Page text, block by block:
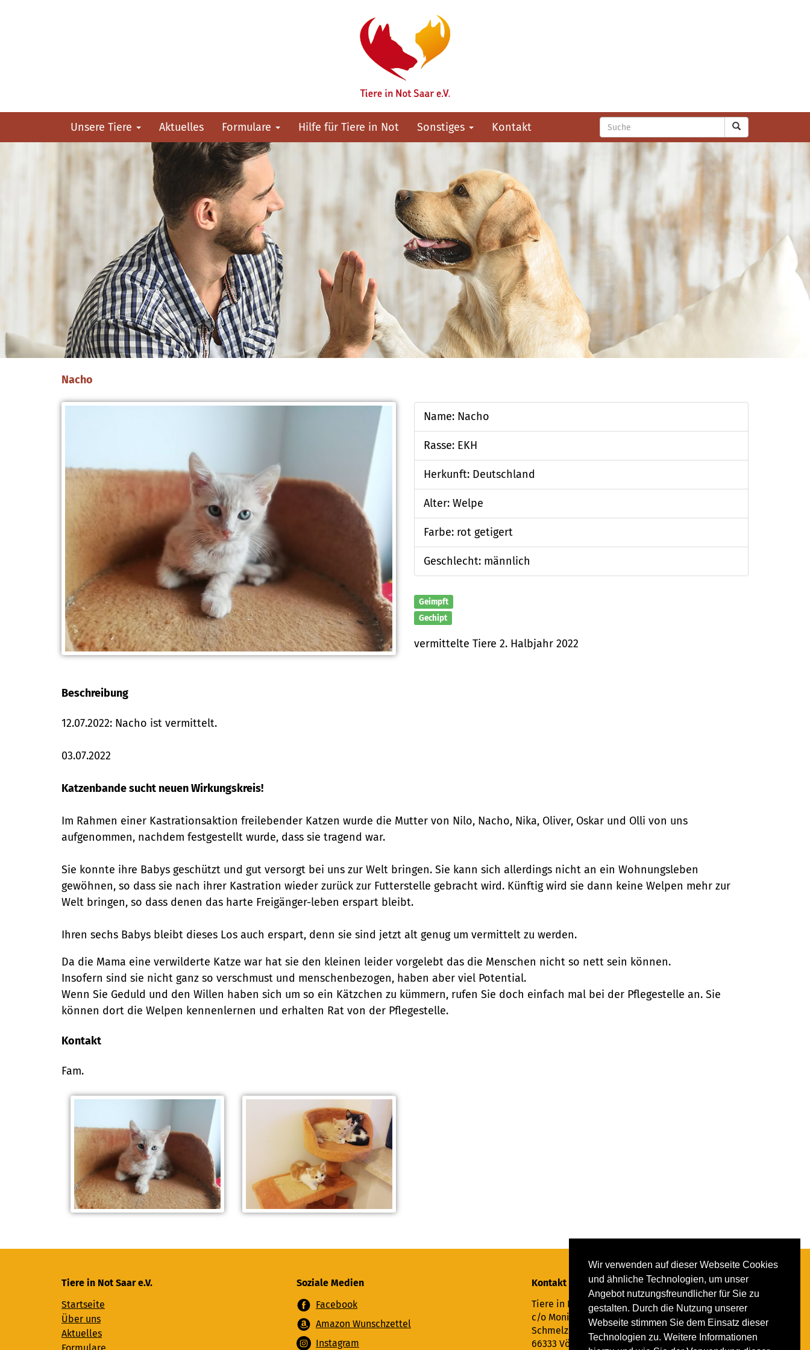
Wir verwenden auf dieser Webseite Cookies
und ähnliche Technologien, um unser
Angebot nutzungsfreundlicher für Sie zu
gestalten. Durch die Nutzung unserer
Webseite stimmen Sie dem Einsatz dieser
Technologien zu. Weitere Informationen
Unsere Tiere Aktuelles Formulare Hilfe für Tiere in Not Sonstiges Kontakt
Nacho
Name: Nacho
Rasse: EKH
Herkunft: Deutschland
Alter: Welpe
Farbe: rot getigert
Geschlecht: männlich
Geimpft
Gechipt
vermittelte Tiere 2. Halbjahr 2022
Beschreibung
12.07.2022: Nacho ist vermittelt.
03.07.2022
Katzenbande sucht neuen Wirkungskreis!
Im Rahmen einer Kastrationsaktion freilebender Katzen wurde die Mutter von Nilo, Nacho, Nika, Oliver, Oskar und Olli von uns
aufgenommen, nachdem festgestellt wurde, dass sie tragend war.
Sie konnte ihre Babys geschützt und gut versorgt bei uns zur Welt bringen. Sie kann sich allerdings nicht an ein Wohnungsleben
gewöhnen, so dass sie nach ihrer Kastration wieder zurück zur Futterstelle gebracht wird. Künftig wird sie dann keine Welpen mehr zur
Welt bringen, so dass denen das harte Freigänger-leben erspart bleibt.
Ihren sechs Babys bleibt dieses Los auch erspart, denn sie sind jetzt alt genug um vermittelt zu werden.
Da die Mama eine verwilderte Katze war hat sie den kleinen leider vorgelebt das die Menschen nicht so nett sein können.
Insofern sind sie nicht ganz so verschmust und menschenbezogen, haben aber viel Potential.
Wenn Sie Geduld und den Willen haben sich um so ein Kätzchen zu kümmern, rufen Sie doch einfach mal bei der Pflegestelle an. Sie
können dort die Welpen kennenlernen und erhalten Rat von der Pflegestelle.
Kontakt
Fam.
Tiere in Not Saar e.V.
Startseite
Über uns
Aktuelles
Soziale Medien
Facebook
Amazon Wunschzettel
Instagram
Kontakt
Tiere in Not Saar e.V.
c/o Monika Ewen
Schmelzer Straße 22
66333 Völklingen